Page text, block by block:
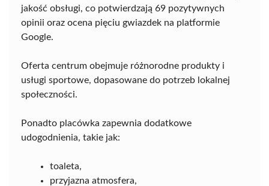
jakość obsługi, co potwierdzają 69 pozytywnych
opinii oraz ocena pięciu gwiazdek na platformie
Google.
Oferta centrum obejmuje różnorodne produkty i
usługi sportowe, dopasowane do potrzeb lokalnej
społeczności.
Ponadto placówka zapewnia dodatkowe
udogodnienia, takie jak:
toaleta,
przyjazna atmosfera,